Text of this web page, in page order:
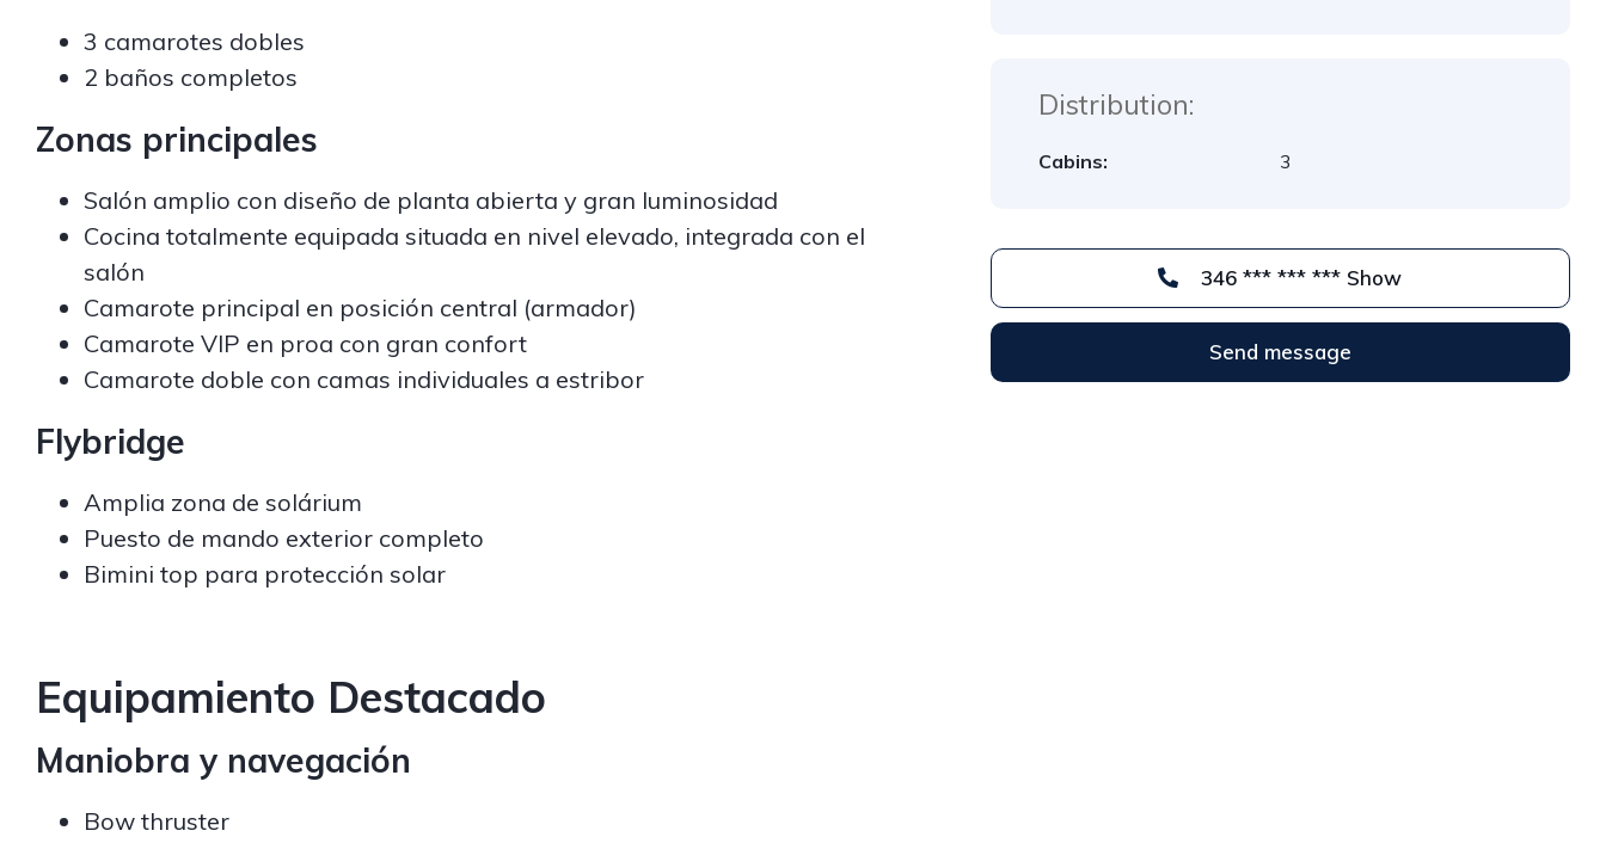
3 camarotes dobles
2 baños completos
Zonas principales
Salón amplio con diseño de planta abierta y gran luminosidad
Cocina totalmente equipada situada en nivel elevado, integrada con el
salón
Camarote principal en posición central (armador)
Camarote VIP en proa con gran confort
Camarote doble con camas individuales a estribor
Flybridge
Amplia zona de solárium
Puesto de mando exterior completo
Bimini top para protección solar
Equipamiento Destacado
Maniobra y navegación
Bow thruster
Distribution:
Cabins: 3
346 *** *** *** Show
Send message